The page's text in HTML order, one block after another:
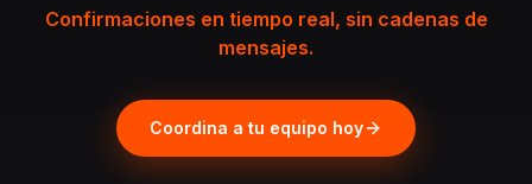
Confirmaciones en tiempo real, sin cadenas de
mensajes.
Coordina a tu equipo hoy